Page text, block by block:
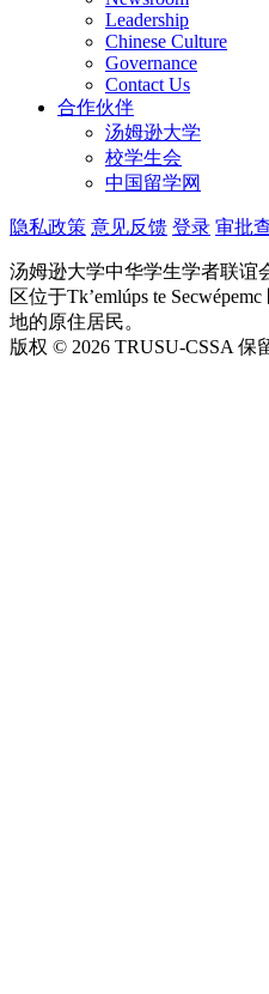
Leadership
Chinese Culture
Governance
Contact Us
合作伙伴
汤姆逊大学
校学生会
中国留学网
隐私政策 意见反馈 登录 审批
汤姆逊大学中华学生学者联谊
区位于Tk’emlúps te
地的原住居民。
版权 © 2026 TRUSU-CSSA 保